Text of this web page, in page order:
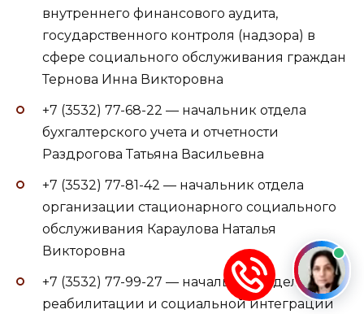
внутреннего финансового аудита,
государственного контроля (надзора) в
сфере социального обслуживания граждан
Тернова Инна Викторовна
+7 (3532) 77-68-22 — начальник отдела
бухгалтерского учета и отчетности
Раздрогова Татьяна Васильевна
+7 (3532) 77-81-42 — начальник отдела
организации стационарного социального
обслуживания Караулова Наталья
Викторовна
+7 (3532) 77-99-27 — начальник отдела
реабилитации и социальной интеграции